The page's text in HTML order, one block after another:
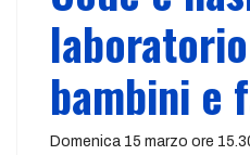
bambini e
Domenica 15 marzo ore